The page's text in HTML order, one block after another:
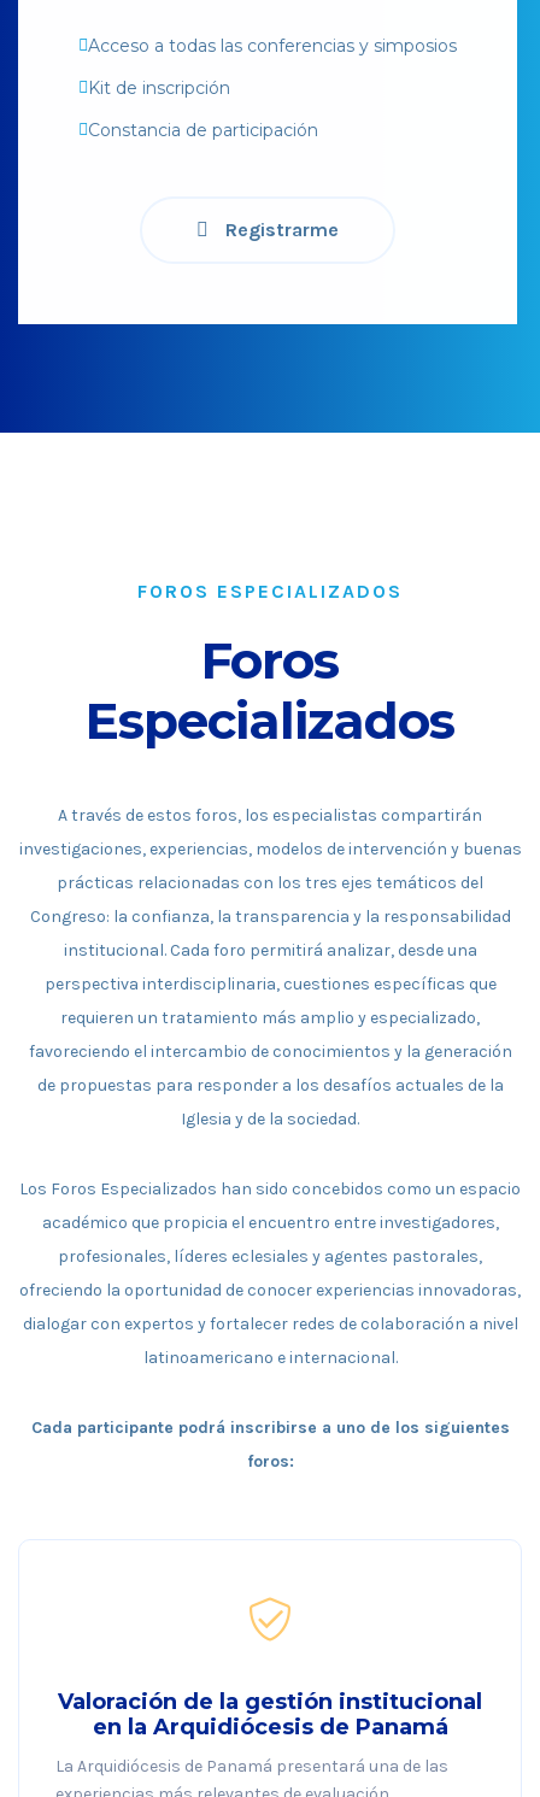
Acceso a todas las conferencias y simposios
Kit de inscripción
Constancia de participación
Registrarme
FOROS ESPECIALIZADOS
Foros
Especializados
A través de estos foros, los especialistas compartirán
investigaciones, experiencias, modelos de intervención y buenas
prácticas relacionadas con los tres ejes temáticos del
Congreso: la confianza, la transparencia y la responsabilidad
institucional. Cada foro permitirá analizar, desde una
perspectiva interdisciplinaria, cuestiones específicas que
requieren un tratamiento más amplio y especializado,
favoreciendo el intercambio de conocimientos y la generación
de propuestas para responder a los desafíos actuales de la
Iglesia y de la sociedad.
Los Foros Especializados han sido concebidos como un espacio
académico que propicia el encuentro entre investigadores,
profesionales, líderes eclesiales y agentes pastorales,
ofreciendo la oportunidad de conocer experiencias innovadoras,
dialogar con expertos y fortalecer redes de colaboración a nivel
latinoamericano e internacional.
Cada participante podrá inscribirse a uno de los siguientes
foros:
Valoración de la gestión institucional
en la Arquidiócesis de Panamá
La Arquidiócesis de Panamá presentará una de las